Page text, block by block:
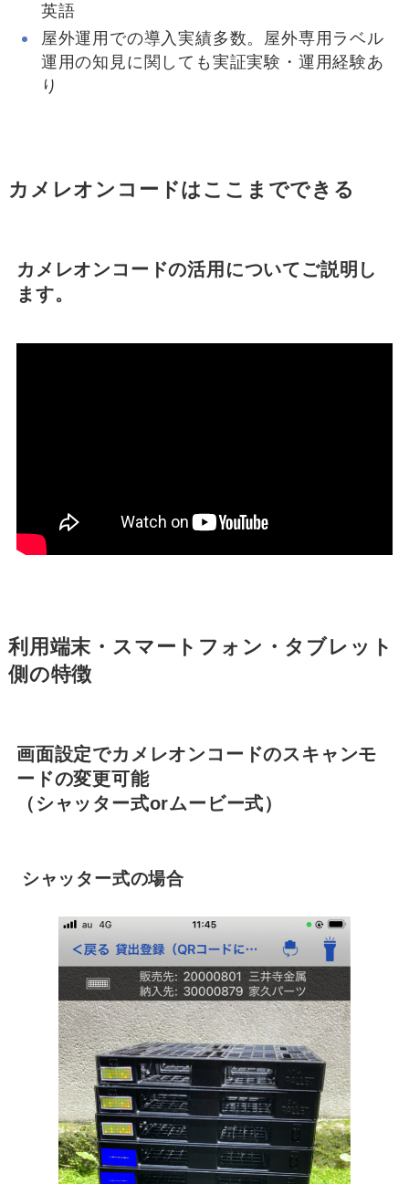
英語
屋外運用での導入実績多数。屋外専用ラベル
運用の知見に関しても実証実験・運用経験あ
り
カメレオンコードはここまでできる
カメレオンコードの活用についてご説明し
ます。
利用端末・スマートフォン・タブレット
側の特徴
画面設定でカメレオンコードのスキャンモ
ードの変更可能
（シャッター式orムービー式）
シャッター式の場合